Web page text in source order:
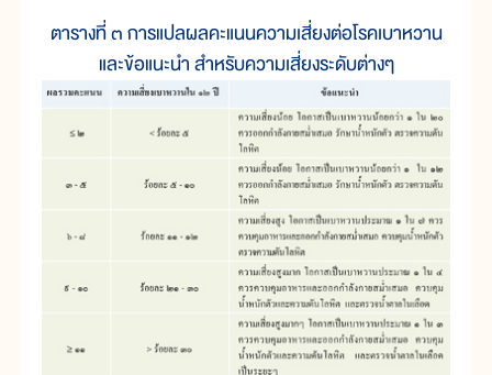
ตารางที่ ๓ การแปลผลคะแนนความเสี่ยงต่อโรคเบาหวาน
และข้อแนะนำ สำหรับความเสี่ยงระดับต่างๆ